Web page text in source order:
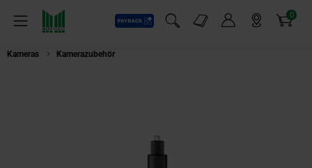
Menü
Payback
Suchfeld einblenden
Markt-Angebote 0
Artikel
Kameras Kamerazubehör